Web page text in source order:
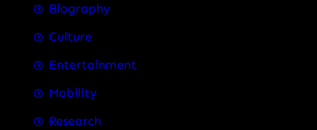
Biography
Culture
Entertainment
Mobility
Research